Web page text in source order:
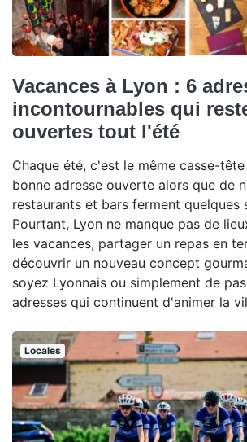
Vacances à Lyon : 6
incontournables qui
ouvertes tout l'été
Chaque été, c'est le même casse-
bonne adresse ouverte alors que de
restaurants et bars ferment quelques
Pourtant, Lyon ne manque pas de
les vacances, partager un repas en
découvrir un nouveau concept
soyez Lyonnais ou simplement de
adresses qui continuent d'animer la
Locales